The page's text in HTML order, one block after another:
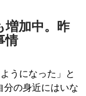
増加中。昨
情
うになった」と
分の身近にはいな